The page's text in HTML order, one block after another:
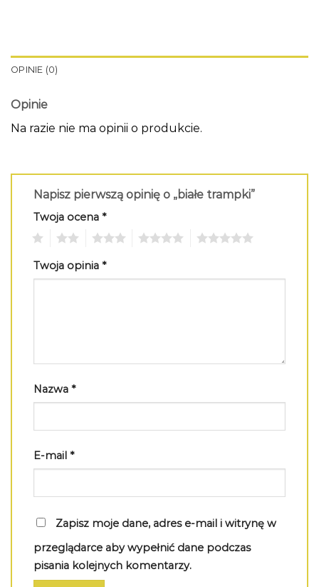
OPINIE (0)
Opinie
Na razie nie ma opinii o produkcie.
Napisz pierwszą opinię o „białe trampki”
Twoja ocena *
Twoja opinia *
Nazwa *
E-mail *
Zapisz moje dane, adres e-mail i witrynę w
przeglądarce aby wypełnić dane podczas
pisania kolejnych komentarzy.